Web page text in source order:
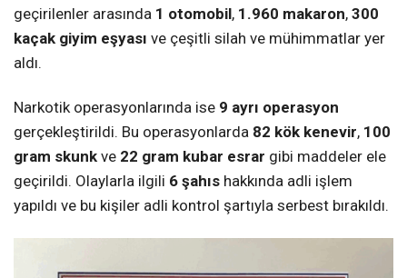
geçirilenler arasında 1 otomobil, 1.960 makaron, 300
kaçak giyim eşyası ve çeşitli silah ve mühimmatlar yer
aldı.
Narkotik operasyonlarında ise 9 ayrı operasyon
gerçekleştirildi. Bu operasyonlarda 82 kök kenevir, 100
gram skunk ve 22 gram kubar esrar gibi maddeler ele
geçirildi. Olaylarla ilgili 6 şahıs hakkında adli işlem
yapıldı ve bu kişiler adli kontrol şartıyla serbest bırakıldı.